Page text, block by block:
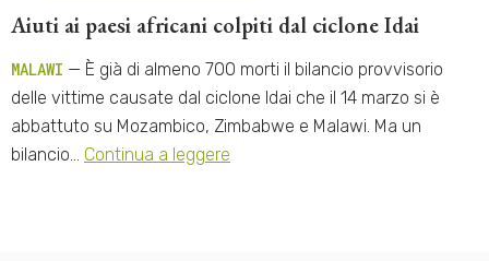
Aiuti ai paesi africani colpiti dal ciclone Idai
MALAWI — È già di almeno 700 morti il bilancio provvisorio
delle vittime causate dal ciclone Idai che il 14 marzo si è
abbattuto su Mozambico, Zimbabwe e Malawi. Ma un
bilancio… Continua a leggere